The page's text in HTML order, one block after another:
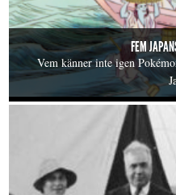
FEM
Vem känner inte igen